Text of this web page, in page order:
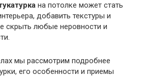
на потолке может стать
добавить текстуры и
скрыть любые неровности и
мы рассмотрим подробнее
его особенности и приемы